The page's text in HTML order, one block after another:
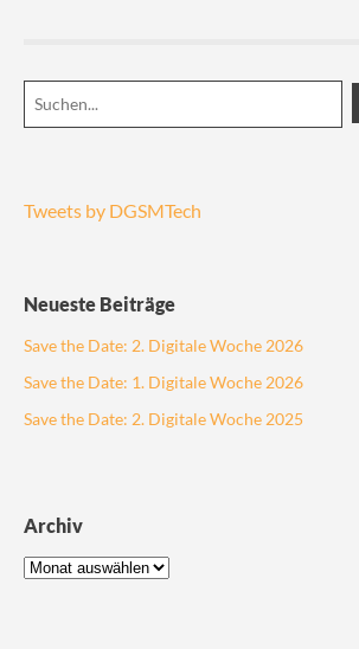
Tweets by DGSMTech
Neueste Beiträge
Save the Date: 2. Digitale Woche 2026
Save the Date: 1. Digitale Woche 2026
Save the Date: 2. Digitale Woche 2025
Archiv